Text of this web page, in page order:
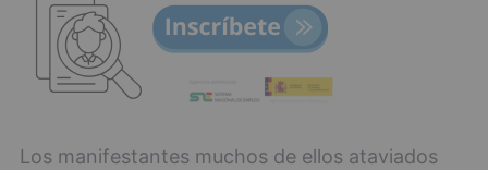
Los manifestantes muchos de ellos ataviados